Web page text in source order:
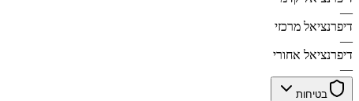
—
דיפרנציאל מרכזי
—
דיפרנציאל אחורי
—
בטיחות